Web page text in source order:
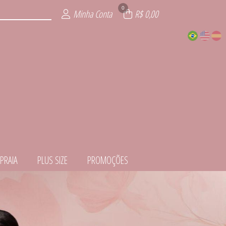
Minha Conta 0 R$ 0,00
PLUS SIZE PROMOÇÕES